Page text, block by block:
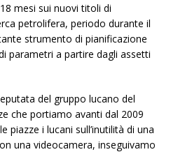
mesi sui nuovi titoli di
petrolifera, periodo durante il
strumento di pianificazione
parametri a partire dagli assetti
del gruppo lucano del
che portiamo avanti dal 2009
piazze i lucani sull’inutilità di una
una videocamera, inseguivamo